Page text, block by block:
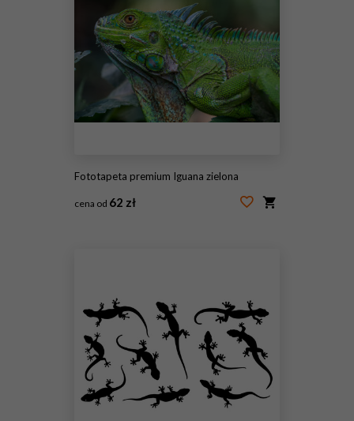
Fototapeta premium Iguana zielona
cena od 62 zł